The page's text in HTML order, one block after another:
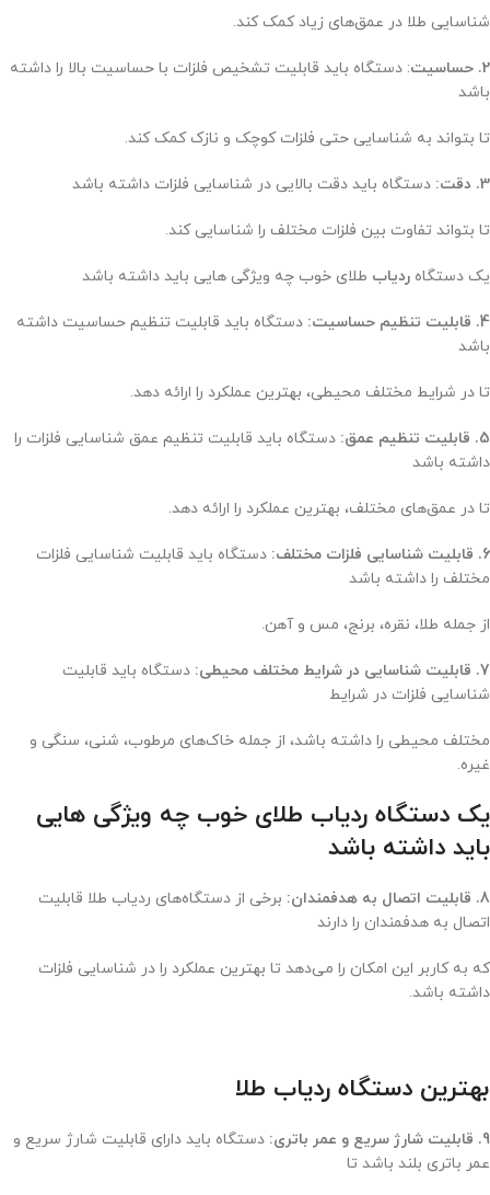
شناسایی طلا در عمق‌های زیاد کمک کند.
2. حساسیت
: دستگاه باید قابلیت تشخیص فلزات با حساسیت بالا را داشته
باشد
تا بتواند به شناسایی حتی فلزات کوچک و نازک کمک کند.
3. دقت: دستگاه باید دقت بالایی در شناسایی فلزات داشته باشد
تا بتواند تفاوت بین فلزات مختلف را شناسایی کند.
یک دستگاه ردیاب طلای خوب چه ویژگی هایی باید داشته باشد
4. قابلیت تنظیم حساسیت:
دستگاه باید قابلیت تنظیم حساسیت داشته
باشد
تا در شرایط مختلف محیطی، بهترین عملکرد را ارائه دهد.
5. قابلیت تنظیم عمق:
دستگاه باید قابلیت تنظیم عمق شناسایی فلزات را
داشته باشد
تا در عمق‌های مختلف، بهترین عملکرد را ارائه دهد.
6. قابلیت شناسایی فلزات مختلف:
دستگاه باید قابلیت شناسایی فلزات
مختلف را داشته باشد
از جمله طلا، نقره، برنج، مس و آهن.
7. قابلیت شناسایی در شرایط مختلف محیطی:
دستگاه باید قابلیت
شناسایی فلزات در شرایط
مختلف محیطی را داشته باشد، از جمله خاک‌های مرطوب، شنی، سنگی و
غیره.
یک دستگاه ردیاب طلای خوب چه ویژگی هایی
باید داشته باشد
8. قابلیت اتصال به هدفمندان:
برخی از دستگاه‌های ردیاب طلا قابلیت
اتصال به هدفمندان را دارند
که به کاربر این امکان را می‌دهد تا بهترین عملکرد را در شناسایی فلزات
داشته باشد.
بهترین دستگاه ردیاب طلا
9. قابلیت شارژ سریع و عمر باتری:
دستگاه باید دارای قابلیت شارژ سریع و
عمر باتری بلند باشد تا